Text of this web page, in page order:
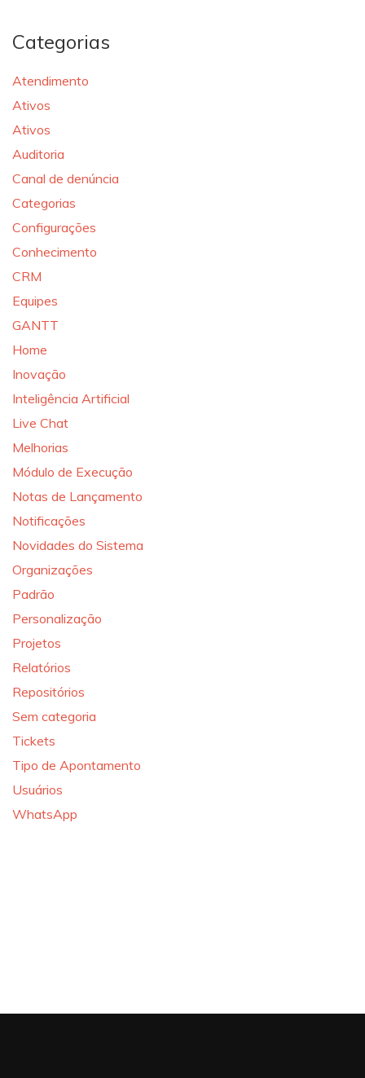
Categorias
Atendimento
Ativos
Ativos
Auditoria
Canal de denúncia
Categorias
Configurações
Conhecimento
CRM
Equipes
GANTT
Home
Inovação
Inteligência Artificial
Live Chat
Melhorias
Módulo de Execução
Notas de Lançamento
Notificações
Novidades do Sistema
Organizações
Padrão
Personalização
Projetos
Relatórios
Repositórios
Sem categoria
Tickets
Tipo de Apontamento
Usuários
WhatsApp